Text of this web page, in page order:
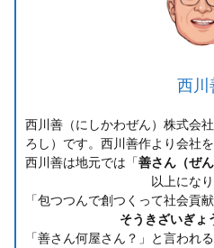
西川
西川善（にしかわぜん）株式会
ろし）です。西川善作より会社
西川善は地元では「善さん（ぜん
以上になり
「包つつんで創つくって社会貢
そうきざいぎょ
「善さん何屋さん？」と言われ